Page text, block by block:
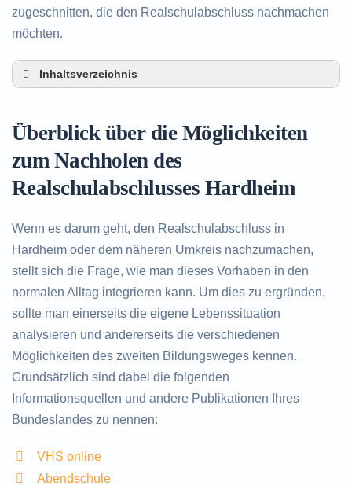
zugeschnitten, die den Realschulabschluss nachmachen
möchten.
Inhaltsverzeichnis
Alternativen zum nachträglichen Erwerb des
Realschulabschlusses in Hardheim
des Realschulabschlusses
Überblick über die Möglichkeiten
zum Nachholen des
Realschulabschlusses Hardheim
Wenn es darum geht, den Realschulabschluss in
Hardheim oder dem näheren Umkreis nachzumachen,
stellt sich die Frage, wie man dieses Vorhaben in den
normalen Alltag integrieren kann. Um dies zu ergründen,
sollte man einerseits die eigene Lebenssituation
analysieren und andererseits die verschiedenen
Möglichkeiten des zweiten Bildungsweges kennen.
Grundsätzlich sind dabei die folgenden
Informationsquellen und andere Publikationen Ihres
Bundeslandes zu nennen:
VHS online
Abendschule